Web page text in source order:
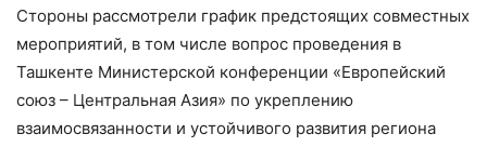
Стороны рассмотрели график предстоящих совместных
мероприятий, в том числе вопрос проведения в
Ташкенте Министерской конференции «Европейский
союз – Центральная Азия» по укреплению
взаимосвязанности и устойчивого развития региона